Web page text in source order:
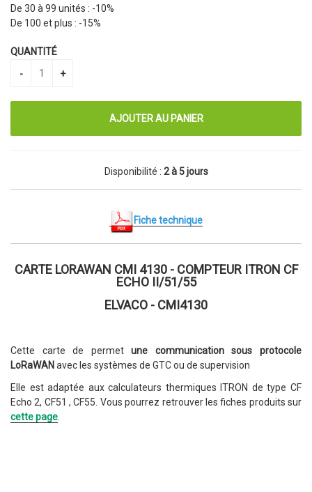
De 30 à 99 unités : -10%
De 100 et plus : -15%
QUANTITÉ
Disponibilité : 2 à 5 jours
Fiche technique
CARTE LORAWAN CMI 4130 - COMPTEUR ITRON CF
ECHO II/51/55
ELVACO - CMI4130
Cette carte de permetune communication sous protocole
LoRaWAN avec les systèmes de GTC ou de supervision
Elle est adaptée aux calculateurs thermiques ITRON de type CF
Echo 2, CF51 , CF55. Vous pourrez retrouver les fiches produits sur
cette page